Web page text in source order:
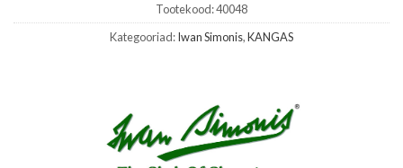
Tootekood:40048
Kategooriad:Iwan Simonis,KANGAS